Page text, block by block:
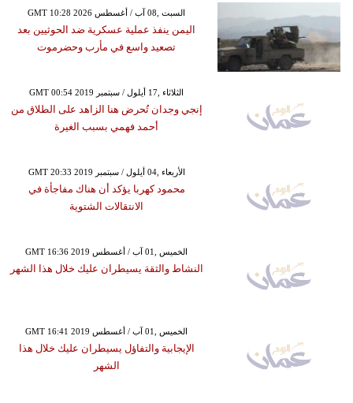
GMT 10:28 2026 السبت ,08 آب / أغسطس
اليمن ينفذ عملية عسكرية ضد الحوثيين بعد
تصعيد واسع في مأرب وحضرموت
GMT 00:54 2019 الثلاثاء ,17 أيلول / سبتمبر
إنجي وجدان تُحرض هنا الزاهد على الطلاق من
أحمد فهمي بسبب الغيرة
GMT 20:33 2019 الأربعاء ,04 أيلول / سبتمبر
محمود كهربا يؤكد أن هناك مفاجأة في
الانتقالات الشتوية
GMT 16:36 2019 الخميس ,01 آب / أغسطس
النشاط والثقة يسيطران عليك خلال هذا الشهر
GMT 16:41 2019 الخميس ,01 آب / أغسطس
الإيجابية والتفاؤل يسيطران عليك خلال هذا
الشهر